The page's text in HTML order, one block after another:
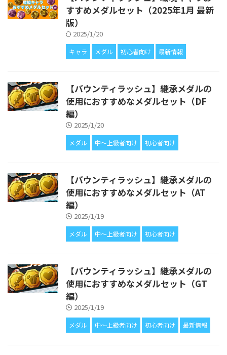
すすめメダルセット（2025年1月 最新
版）
2025/1/20
キャラ メダル 初心者向け 最新情報
【バウンティラッシュ】継承メダルの
使用におすすめなメダルセット（DF
編）
2025/1/20
メダル 中〜上級者向け 初心者向け
【バウンティラッシュ】継承メダルの
使用におすすめなメダルセット（AT
編）
2025/1/19
メダル 中〜上級者向け 初心者向け
【バウンティラッシュ】継承メダルの
使用におすすめなメダルセット（GT
編）
2025/1/19
メダル 中〜上級者向け 初心者向け 最新情報